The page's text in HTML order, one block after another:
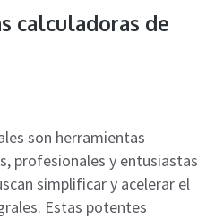
calculadoras de
son herramientas
profesionales y entusiastas
simplificar y acelerar el
Estas potentes